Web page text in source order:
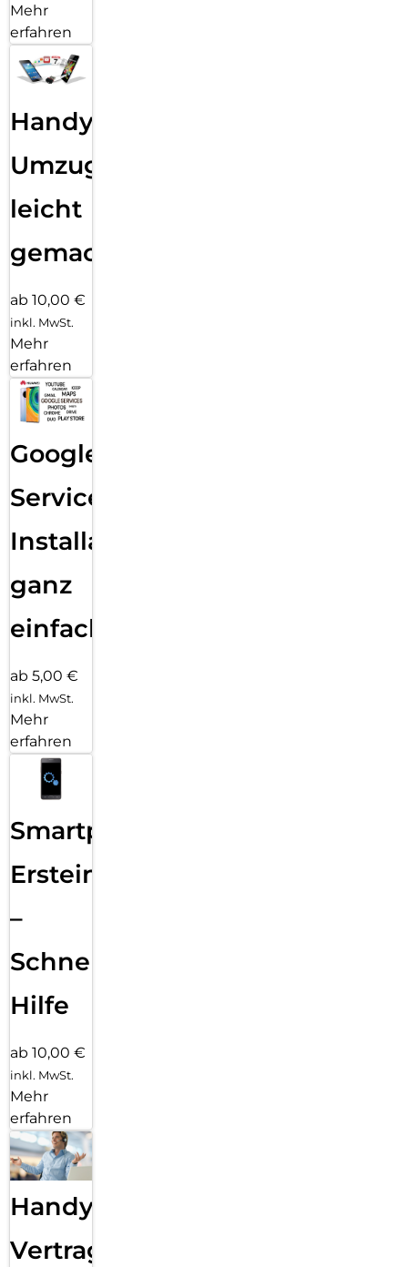
Mehr
erfahren
Handy
Umzug
leicht
gemacht!
ab 10,00 €
inkl. MwSt.
Mehr
erfahren
Google
Services
Installation
ganz
einfach
ab 5,00 €
inkl. MwSt.
Mehr
erfahren
Smartphone
Ersteinrichtung
–
Schnelle
Hilfe
ab 10,00 €
inkl. MwSt.
Mehr
erfahren
Handy
Vertragsabwicklung